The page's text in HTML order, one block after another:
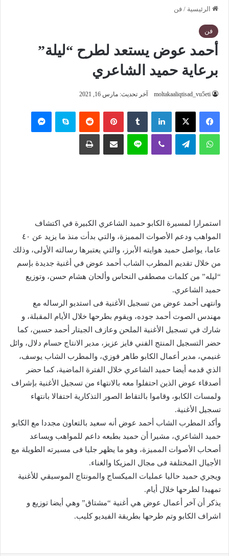
الرئيسية / فن
فن
أحمد عوض يستعد لطرح “ليلة”
برعاية حميد الشاعري
moltakaaliqtisad_vu5eti آخر تحديث: مارس 16, 2021
فيسبوك ‫X لينكدإن بينتيريست سكايب
واتساب تيلقرام لاين
استمرارا لمسيرة الكابو حميد الشاعري الكبيرة في اكتشاف
المواهب ودعم الأصوات المميزة، والتي بدأت منذ ما يزيد عن ٤٠
عاما، يواصل حميد هوايته الأبرز، والتي يعتبرها رسالته الأولى، وذلك
من خلال تقديم المطرب الشاب أحمد عوض في أغنية جديدة بإسم
“ليله” من كلمات مصطفى النحاس وألحان هشام حسن، وتوزيع
حميد الشاعري.
وانتهى أحمد عوض من تسجيل الأغنية فى استديو الرساله مع
مهندس الصوت أحمد جوده، ويقوم بطرحها خلال الأيام المقبلة، و
شارك في تسجيل الأغنية الملحن وعازف الجيتار أحمد حسين، كما
حضر التسجيل المنتج الفني فايز عزيز، مدير الانتاج حسام دلال، وائل
غنيمي، مدير أعمال الكابو طاهر فوزي، والمطرب الشاب يوسف،
الذي قدمه أيضا حميد الشاعري خلال الفترة الماضية، كما حضر
أصدقاء عوض الذين احتفلوا معه بالانتهاء من تسجيل الأغنية بإشراف
ولمسات الكابو، وقاموا بالتقاط الصور التذكارية احتفالا بانتهاء
تسجيل الأغنية.
وأكد المطرب الشاب أحمد عوض أنه سعيد بالتعاون مجددا مع الكابو
حميد الشاعري، مشيرا أن حميد بطبعه داعم للمواهب ويساعد
أصحاب الأصوات المميزة، وهو ما يظهر جليا فى مسيرته الطويلة مع
الأجيال المختلفة فى مجال المزيكا والغناء.
ويجري حميد حاليا عمليات الميكساج والمونتاج الموسيقي للأغنية
تمهيدا لطرحها خلال أيام.
يذكر أن آخر أعمال عوض هي أغنية “مشتاق” وهي أيضا توزيع و
اشراف الكابو وتم طرحها بطريقة الفيديو كليب.